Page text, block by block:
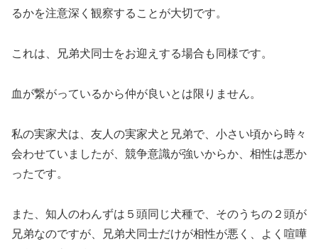
るかを注意深く観察することが大切です。
これは、兄弟犬同士をお迎えする場合も同様です。
血が繋がっているから仲が良いとは限りません。
私の実家犬は、友人の実家犬と兄弟で、小さい頃から時々
会わせていましたが、競争意識が強いからか、相性は悪か
ったです。
また、知人のわんずは５頭同じ犬種で、そのうちの２頭が
兄弟なのですが、兄弟犬同士だけが相性が悪く、よく喧嘩